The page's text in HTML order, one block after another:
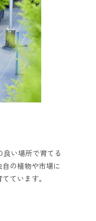
い場所で育てる
の植物や市場に
ています。